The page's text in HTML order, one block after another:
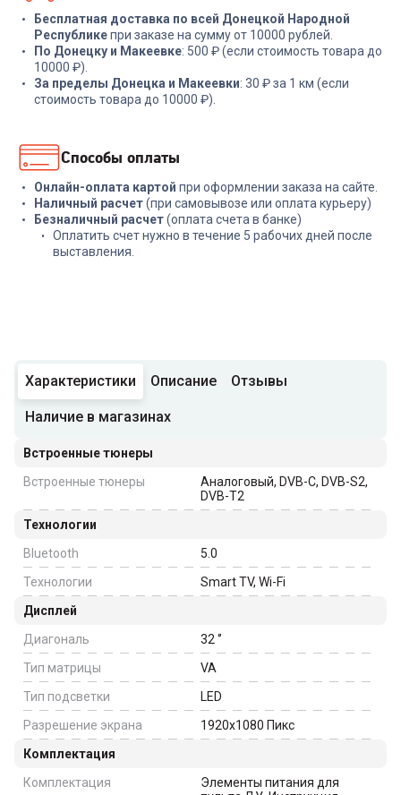
Бесплатная доставка по всей Донецкой Народной
Республикепри заказе на сумму от 10000 рублей.
По Донецку и Макеевке: 500 ₽ (если стоимость товара до
10000 ₽).
За пределы Донецка и Макеевки: 30 ₽ за 1 км (если
стоимость товара до 10000 ₽).
Способы оплаты
Онлайн-оплата картой при оформлении заказа на сайте.
Наличный расчет(при самовывозе или оплата курьеру)
Безналичный расчет(оплата счета в банке)
Оплатить счет нужно в течение 5 рабочих дней после
выставления.
Характеристики Описание Отзывы
Наличие в магазинах
Встроенные тюнеры
Встроенные тюнеры
Аналоговый, DVB-C, DVB-S2,
DVB-T2
Технологии
Bluetooth
5.0
Технологии
Smart TV, Wi-Fi
Дисплей
Диагональ
32 ‘’
Тип матрицы
VA
Тип подсветки
LED
Разрешение экрана
1920x1080 Пикс
Комплектация
Комплектация
Элементы питания для